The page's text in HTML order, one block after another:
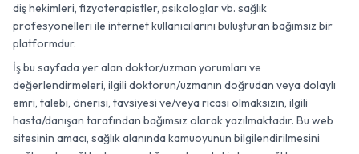
diş hekimleri, fizyoterapistler, psikologlar vb. sağlık
profesyonelleri ile internet kullanıcılarını buluşturan bağımsız bir
platformdur.
İş bu sayfada yer alan doktor/uzman yorumları ve
değerlendirmeleri, ilgili doktorun/uzmanın doğrudan veya dolaylı
emri, talebi, önerisi, tavsiyesi ve/veya ricası olmaksızın, ilgili
hasta/danışan tarafından bağımsız olarak yazılmaktadır. Bu web
sitesinin amacı, sağlık alanında kamuoyunun bilgilendirilmesini